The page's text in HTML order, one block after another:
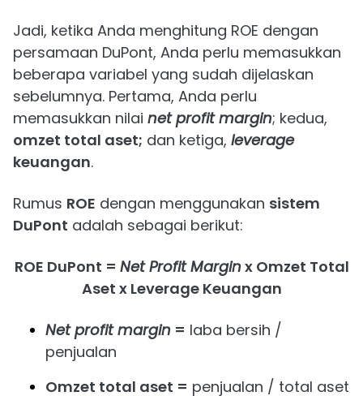
Jadi, ketika Anda menghitung ROE dengan
persamaan DuPont, Anda perlu memasukkan
beberapa variabel yang sudah dijelaskan
sebelumnya. Pertama, Anda perlu
memasukkan nilai net profit margin; kedua,
omzet total aset; dan ketiga, leverage
keuangan.
Rumus ROE dengan menggunakan sistem
DuPont adalah sebagai berikut:
ROE DuPont = Net Profit Marginx Omzet Total
Aset x Leverage Keuangan
Net profit margin = laba bersih /
penjualan
Omzet total aset = penjualan / total aset